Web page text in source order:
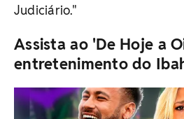
Judiciário."
Assista ao 'De Hoje a
entretenimento do